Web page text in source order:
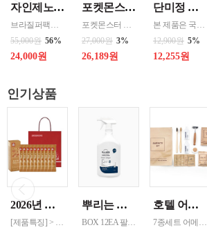
자인제노 3종 21입 싱글 로스팅 커피백 13ml 고용량 1케이스 단위 판매
55,000원 56%
24,000원
포켓몬스터 컵떡볶이 115g 4가지맛 8통씩 한박스 발송
27,000원 3%
26,189원
단미정 행복을 담은 떡국떡 500g 파우치 1팩 국산 3종류중 선택 1
12,900원 5%
12,255원
인기상품
2026년 설명절 선물세트 [정관장] 홍삼기보데일리스틱 10ml*10포
[제품특징] > 120여 년 노하우로 재배된 6년근 홍과 제조기술로 추출 > 100% 계약재배를 통한 6년근 인삼 > 430여 가지의까다로운 품질 검사 > 액상형 농축액으로 음용이 쉬움 [제품성분] > 덱스트린, 정제수, 홍삼농축액(6년근, 고형분 64%, 홍삼성분 70mg/g 이상, 국산) 6.5%, 녹용추출액(뉴질랜드산), 식물혼합농축액(작약
뿌리는 락스세제(욕실용) 1,000ml 12개 한박스단위 판매
BOX 12EA 팔레트 0.0123 원산지 한국 BARCODE 8809367760815
호텔 어메니티 여행용 세면도구 50세트 대박스로만 판매 친환경 트레블세트 해외여행준비물 여행세트 일회용세면도구 어메니티세트
7종세트 어메니티 단체